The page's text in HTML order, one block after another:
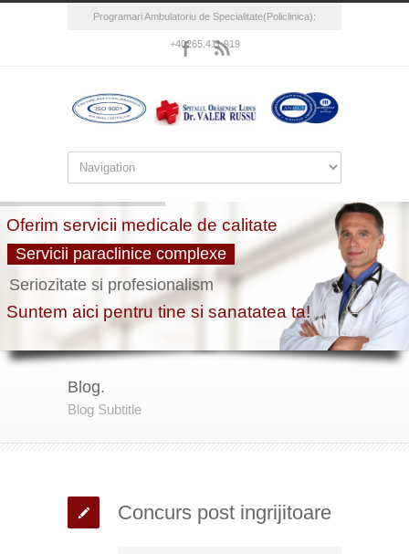
Programari Ambulatoriu de Specialitate(Policlinica):
+40265.411.919
Blog.
Blog Subtitle
Concurs post ingrijitoare